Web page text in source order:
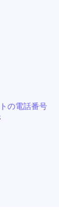
の電話番号